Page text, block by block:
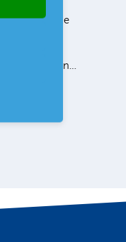
zuletzt seine
2. Quartal
Blick auf den…